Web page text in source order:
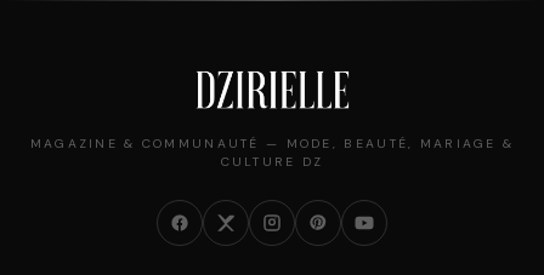
MAGAZINE & COMMUNAUTÉ — MODE, BEAUTÉ, MARIAGE &
CULTURE DZ